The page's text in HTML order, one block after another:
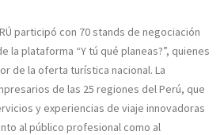
participó con 70 stands de negociación
la plataforma “Y tú qué planeas?”, quienes
de la oferta turística nacional. La
de las 25 regiones del Perú, que
y experiencias de viaje innovadoras
al público profesional como al